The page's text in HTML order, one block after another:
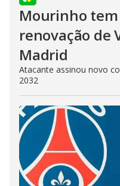
Mourinho
renovação de
Madrid
Atacante assinou novo
2032